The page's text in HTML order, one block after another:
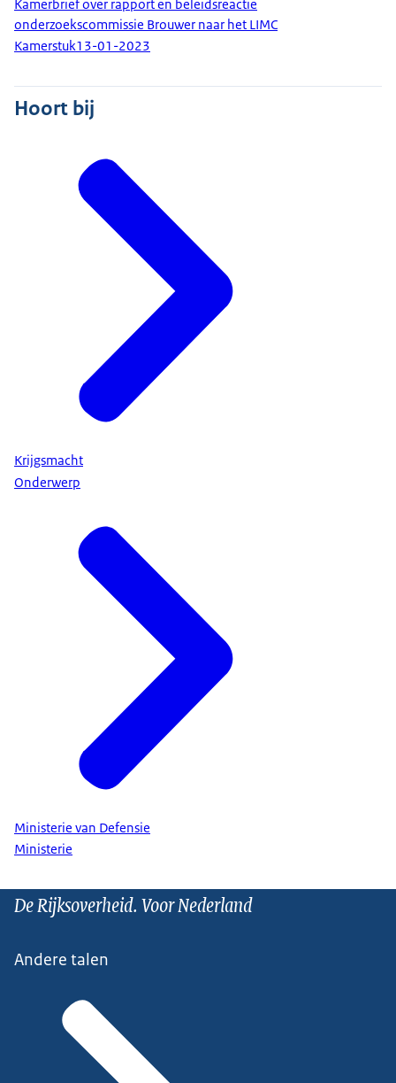
Kamerbrief over rapport en beleidsreactie
onderzoekscommissie Brouwer naar het LIMC
Kamerstuk13-01-2023
Hoort bij
Krijgsmacht
Onderwerp
Ministerie van Defensie
Ministerie
De Rijksoverheid. Voor Nederland
Andere talen